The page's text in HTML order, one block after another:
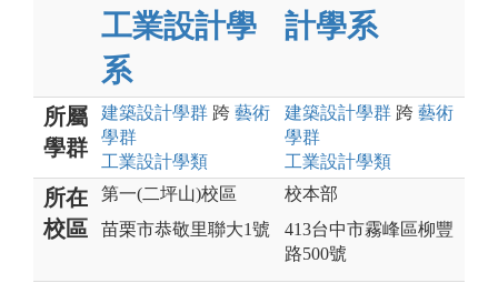
工業設計學
系
計學系
所屬
學群
建築設計學群 跨 藝術
學群
工業設計學類
建築設計學群 跨 藝術
學群
工業設計學類
所在
校區
第一(二坪山)校區
苗栗市恭敬里聯大1號
校本部
413台中市霧峰區柳豐
路500號